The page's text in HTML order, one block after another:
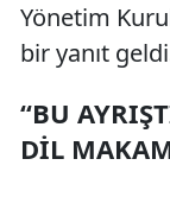
Yönetim
bir yanıt
“BU
DİL